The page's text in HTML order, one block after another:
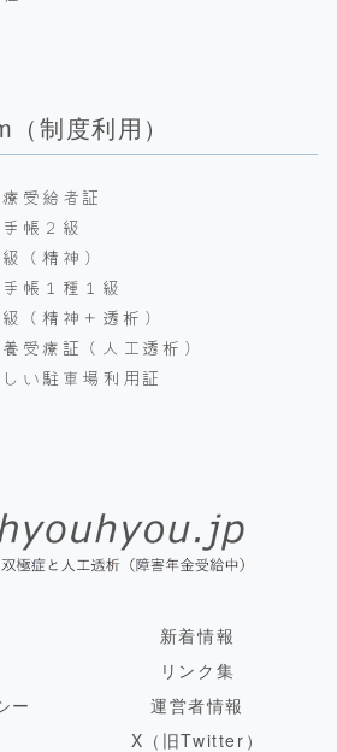
制度利用）
受給者証
帳２級
（精神）
帳１種１級
（精神＋透析）
受療証（人工透析）
い駐車場利用証
新着情報
リンク集
ー
運営者情報
X（旧Twitter）